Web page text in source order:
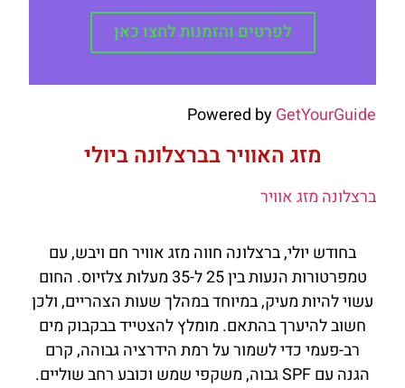
לפרטים והזמנות לחצו כאן
Powered byGetYourGuide
מזג האוויר בברצלונה ביולי
ברצלונה מזג אוויר
בחודש יולי, ברצלונה חווה מזג אוויר חם ויבש, עם
טמפרטורות הנעות בין 25 ל-35 מעלות צלזיוס. החום
עשוי להיות מעיק, במיוחד במהלך שעות הצהריים, ולכן
חשוב להיערך בהתאם. מומלץ להצטייד בבקבוק מים
רב-פעמי כדי לשמור על רמת הידרציה גבוהה, קרם
הגנה עם SPF גבוה, משקפי שמש וכובע רחב שוליים.